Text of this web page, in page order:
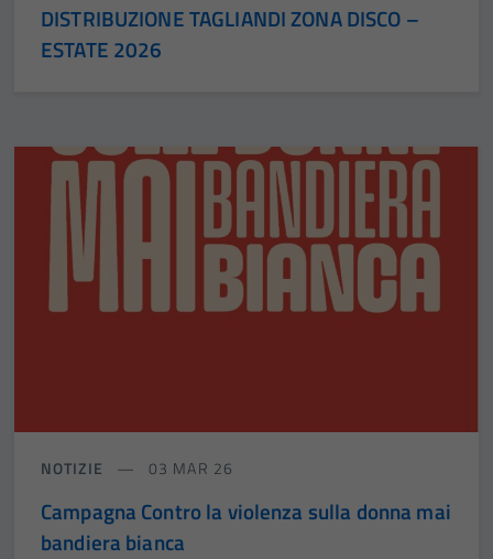
DISTRIBUZIONE TAGLIANDI ZONA DISCO –
ESTATE 2026
NOTIZIE 03 MAR 26
Campagna Contro la violenza sulla donna mai
bandiera bianca